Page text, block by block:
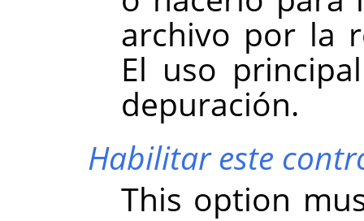
archivo por la
El uso
depuración.
Habilitar este
This option